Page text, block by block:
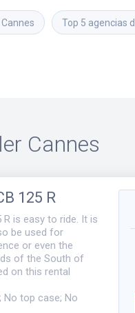
Top 5 agencias
Cannes
125 R
R is easy to ride. It is
be used for
or even the
of the South of
on this rental
No top case; No